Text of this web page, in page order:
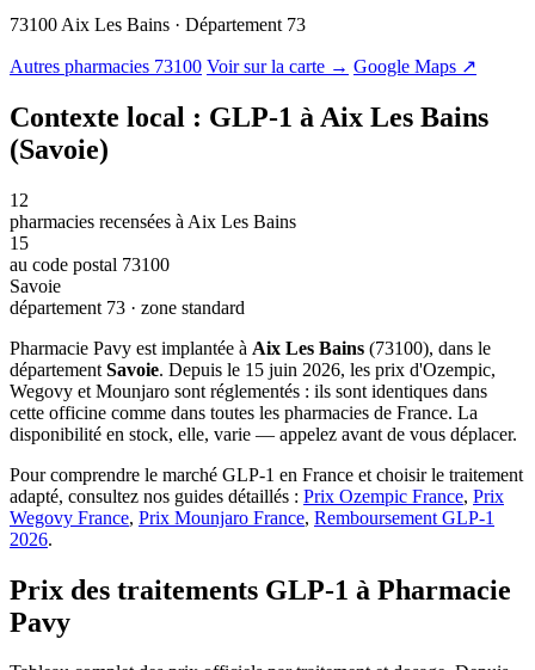
73100 Aix Les Bains · Département 73
Autres pharmacies 73100 Voir sur la carte → Google Maps ↗
Contexte local : GLP-1 à Aix Les Bains
(Savoie)
12
pharmacies recensées à Aix Les Bains
15
au code postal 73100
Savoie
département 73 · zone standard
Pharmacie Pavy est implantée à Aix Les Bains (73100), dans le
département Savoie. Depuis le 15 juin 2026, les prix d'Ozempic,
Wegovy et Mounjaro sont réglementés : ils sont identiques dans
cette officine comme dans toutes les pharmacies de France. La
disponibilité en stock, elle, varie — appelez avant de vous déplacer.
Pour comprendre le marché GLP-1 en France et choisir le traitement
adapté, consultez nos guides détaillés : Prix Ozempic France, Prix
Wegovy France, Prix Mounjaro France, Remboursement GLP-1
2026.
Prix des traitements GLP-1 à Pharmacie
Pavy